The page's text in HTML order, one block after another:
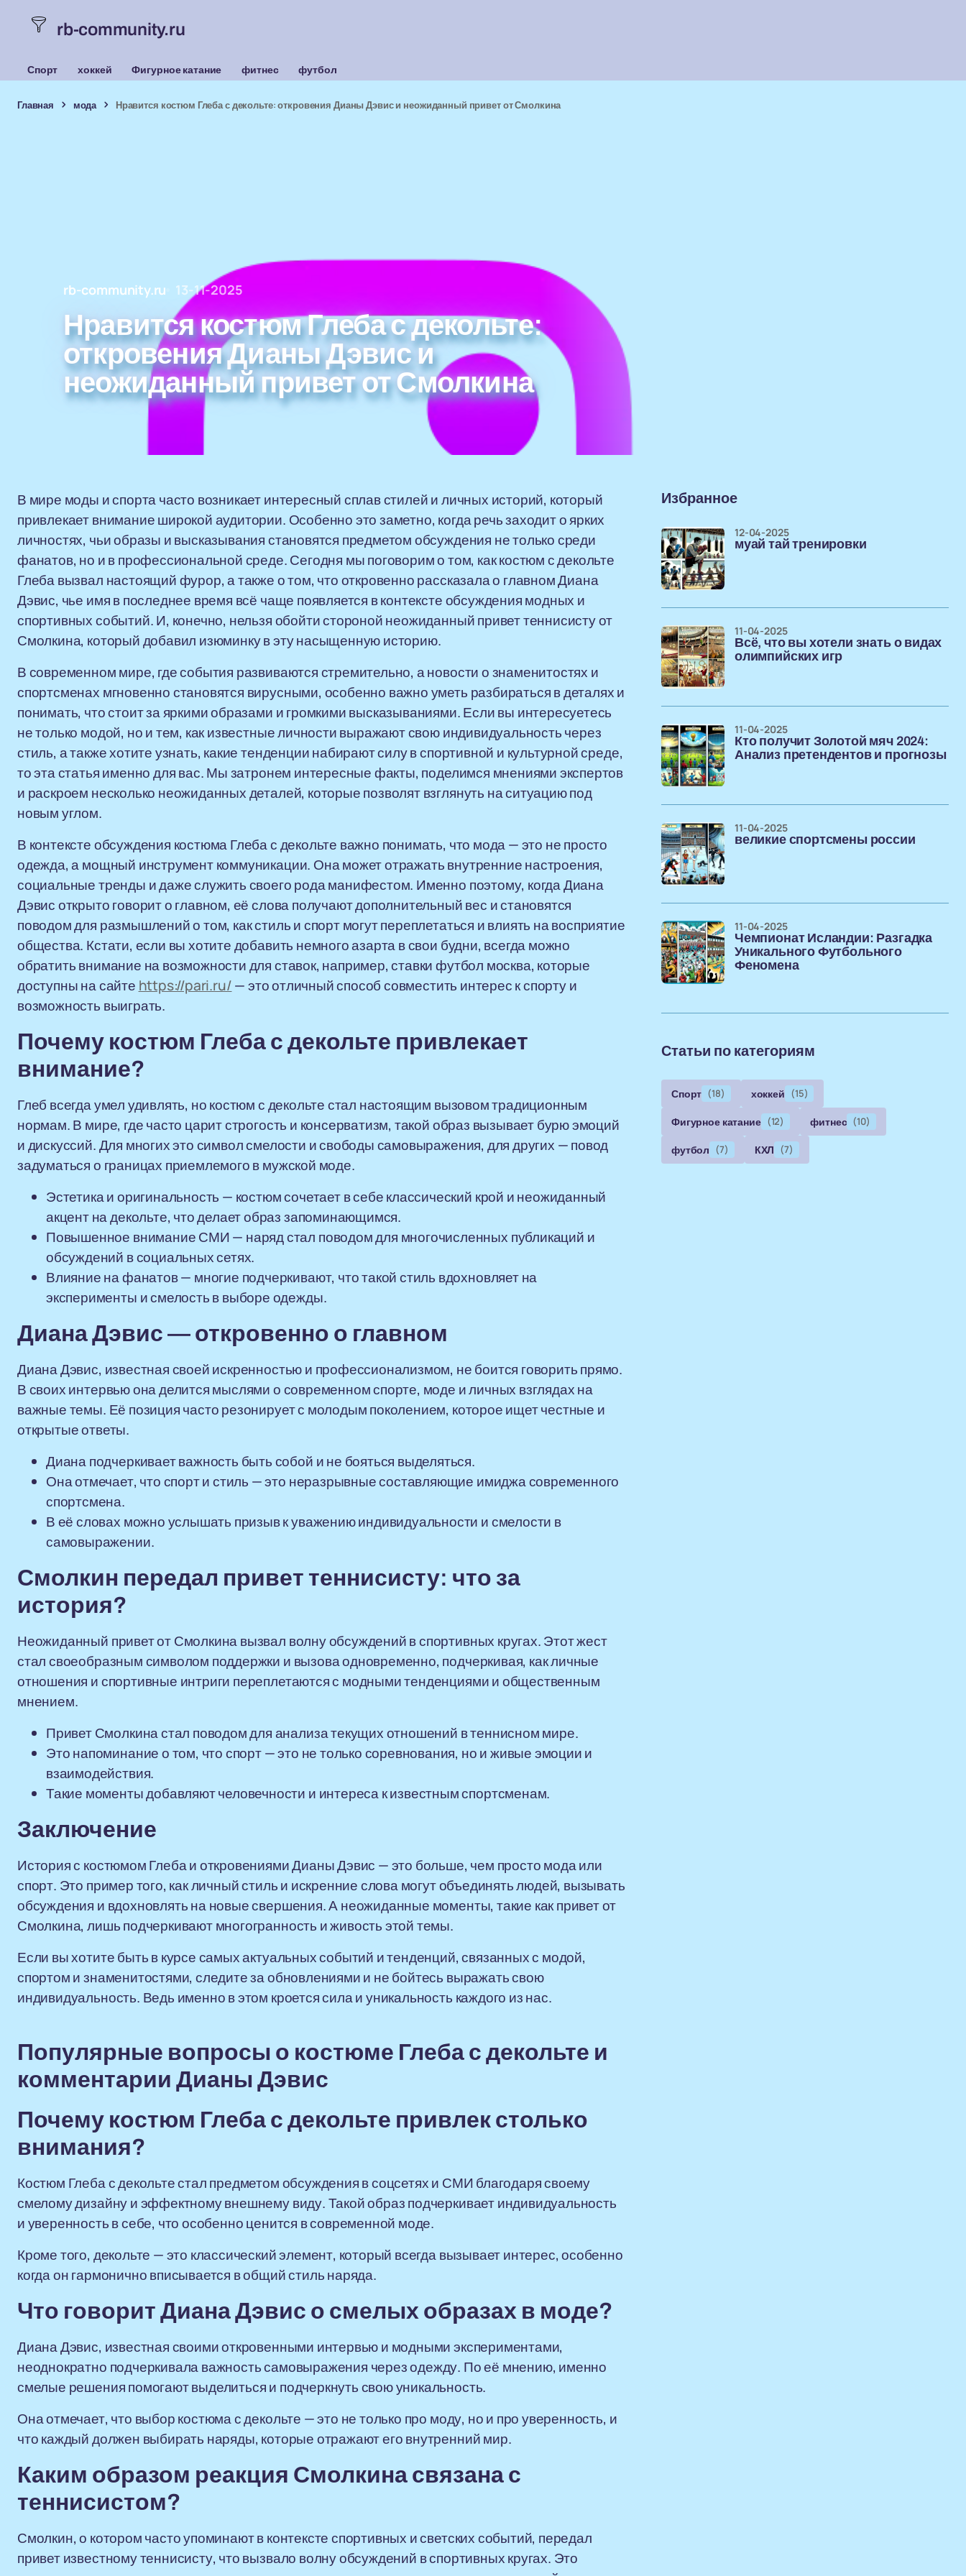
rb-community.ru
Спорт хоккей Фигурное катание фитнес футбол
Главная мода Нравится костюм Глеба с декольте: откровения Дианы Дэвис и неожиданный привет от Смолкина
rb-community.ru 13-11-2025
Нравится костюм Глеба с декольте:
откровения Дианы Дэвис и
неожиданный привет от Смолкина
В мире моды и спорта часто возникает интересный сплав стилей и личных историй, который
привлекает внимание широкой аудитории. Особенно это заметно, когда речь заходит о ярких
личностях, чьи образы и высказывания становятся предметом обсуждения не только среди
фанатов, но и в профессиональной среде. Сегодня мы поговорим о том, как костюм с декольте
Глеба вызвал настоящий фурор, а также о том, что откровенно рассказала о главном Диана
Дэвис, чье имя в последнее время всё чаще появляется в контексте обсуждения модных и
спортивных событий. И, конечно, нельзя обойти стороной неожиданный привет теннисисту от
Смолкина, который добавил изюминку в эту насыщенную историю.
В современном мире, где события развиваются стремительно, а новости о знаменитостях и
спортсменах мгновенно становятся вирусными, особенно важно уметь разбираться в деталях и
понимать, что стоит за яркими образами и громкими высказываниями. Если вы интересуетесь
не только модой, но и тем, как известные личности выражают свою индивидуальность через
стиль, а также хотите узнать, какие тенденции набирают силу в спортивной и культурной среде,
то эта статья именно для вас. Мы затронем интересные факты, поделимся мнениями экспертов
и раскроем несколько неожиданных деталей, которые позволят взглянуть на ситуацию под
новым углом.
В контексте обсуждения костюма Глеба с декольте важно понимать, что мода — это не просто
одежда, а мощный инструмент коммуникации. Она может отражать внутренние настроения,
социальные тренды и даже служить своего рода манифестом. Именно поэтому, когда Диана
Дэвис открыто говорит о главном, её слова получают дополнительный вес и становятся
поводом для размышлений о том, как стиль и спорт могут переплетаться и влиять на восприятие
общества. Кстати, если вы хотите добавить немного азарта в свои будни, всегда можно
обратить внимание на возможности для ставок, например, ставки футбол москва, которые
доступны на сайте https://pari.ru/— это отличный способ совместить интерес к спорту и
возможность выиграть.
Почему костюм Глеба с декольте привлекает
внимание?
Глеб всегда умел удивлять, но костюм с декольте стал настоящим вызовом традиционным
нормам. В мире, где часто царит строгость и консерватизм, такой образ вызывает бурю эмоций
и дискуссий. Для многих это символ смелости и свободы самовыражения, для других — повод
задуматься о границах приемлемого в мужской моде.
Эстетика и оригинальность — костюм сочетает в себе классический крой и неожиданный
акцент на декольте, что делает образ запоминающимся.
Повышенное внимание СМИ — наряд стал поводом для многочисленных публикаций и
обсуждений в социальных сетях.
Влияние на фанатов — многие подчеркивают, что такой стиль вдохновляет на
эксперименты и смелость в выборе одежды.
Диана Дэвис — откровенно о главном
Диана Дэвис, известная своей искренностью и профессионализмом, не боится говорить прямо.
В своих интервью она делится мыслями о современном спорте, моде и личных взглядах на
важные темы. Её позиция часто резонирует с молодым поколением, которое ищет честные и
открытые ответы.
Диана подчеркивает важность быть собой и не бояться выделяться.
Она отмечает, что спорт и стиль — это неразрывные составляющие имиджа современного
спортсмена.
В её словах можно услышать призыв к уважению индивидуальности и смелости в
самовыражении.
Смолкин передал привет теннисисту: что за
история?
Неожиданный привет от Смолкина вызвал волну обсуждений в спортивных кругах. Этот жест
стал своеобразным символом поддержки и вызова одновременно, подчеркивая, как личные
отношения и спортивные интриги переплетаются с модными тенденциями и общественным
мнением.
Привет Смолкина стал поводом для анализа текущих отношений в теннисном мире.
Это напоминание о том, что спорт — это не только соревнования, но и живые эмоции и
взаимодействия.
Такие моменты добавляют человечности и интереса к известным спортсменам.
Заключение
История с костюмом Глеба и откровениями Дианы Дэвис — это больше, чем просто мода или
спорт. Это пример того, как личный стиль и искренние слова могут объединять людей, вызывать
обсуждения и вдохновлять на новые свершения. А неожиданные моменты, такие как привет от
Смолкина, лишь подчеркивают многогранность и живость этой темы.
Если вы хотите быть в курсе самых актуальных событий и тенденций, связанных с модой,
спортом и знаменитостями, следите за обновлениями и не бойтесь выражать свою
индивидуальность. Ведь именно в этом кроется сила и уникальность каждого из нас.
Популярные вопросы о костюме Глеба с декольте и
комментарии Дианы Дэвис
Почему костюм Глеба с декольте привлек столько
внимания?
Костюм Глеба с декольте стал предметом обсуждения в соцсетях и СМИ благодаря своему
смелому дизайну и эффектному внешнему виду. Такой образ подчеркивает индивидуальность
и уверенность в себе, что особенно ценится в современной моде.
Кроме того, декольте — это классический элемент, который всегда вызывает интерес, особенно
когда он гармонично вписывается в общий стиль наряда.
Что говорит Диана Дэвис о смелых образах в моде?
Диана Дэвис, известная своими откровенными интервью и модными экспериментами,
неоднократно подчеркивала важность самовыражения через одежду. По её мнению, именно
смелые решения помогают выделиться и подчеркнуть свою уникальность.
Она отмечает, что выбор костюма с декольте — это не только про моду, но и про уверенность, и
что каждый должен выбирать наряды, которые отражают его внутренний мир.
Каким образом реакция Смолкина связана с
теннисистом?
Смолкин, о котором часто упоминают в контексте спортивных и светских событий, передал
привет известному теннисисту, что вызвало волну обсуждений в спортивных кругах. Это
Избранное
муай тай тренировки
12-04-2025
Всё, что вы хотели знать о видах
олимпийских игр
11-04-2025
Кто получит Золотой мяч 2024:
Анализ претендентов и прогнозы
11-04-2025
великие спортсмены россии
11-04-2025
Чемпионат Исландии: Разгадка
Уникального Футбольного
Феномена
11-04-2025
Статьи по категориям
Спорт (18) хоккей (15)
Фигурное катание (12) фитнес (10)
футбол (7) КХЛ (7)